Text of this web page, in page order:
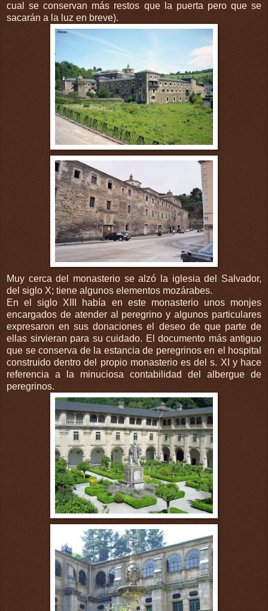
cual se conservan más restos que la puerta pero que se
sacarán a la luz en breve).
Muy cerca del monasterio se alzó la iglesia del Salvador,
del siglo X; tiene algunos elementos mozárabes.
En el siglo XIII había en este monasterio unos monjes
encargados de atender al peregrino y algunos particulares
expresaron en sus donaciones el deseo de que parte de
ellas sirvieran para su cuidado. El documento más antiguo
que se conserva de la estancia de peregrinos en el hospital
construido dentro del propio monasterio es del s. XI y hace
referencia a la minuciosa contabilidad del albergue de
peregrinos.